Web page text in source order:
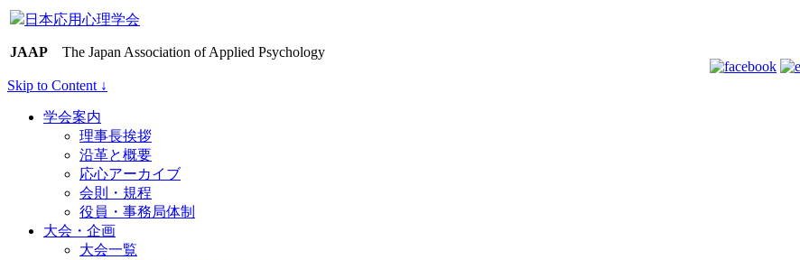
日本応用心理学会
JAAP The Japan Association of Applied Psychology
Skip to Content ↓
学会案内
理事長挨拶
沿革と概要
応心アーカイブ
会則・規程
役員・事務局体制
大会・企画
大会一覧